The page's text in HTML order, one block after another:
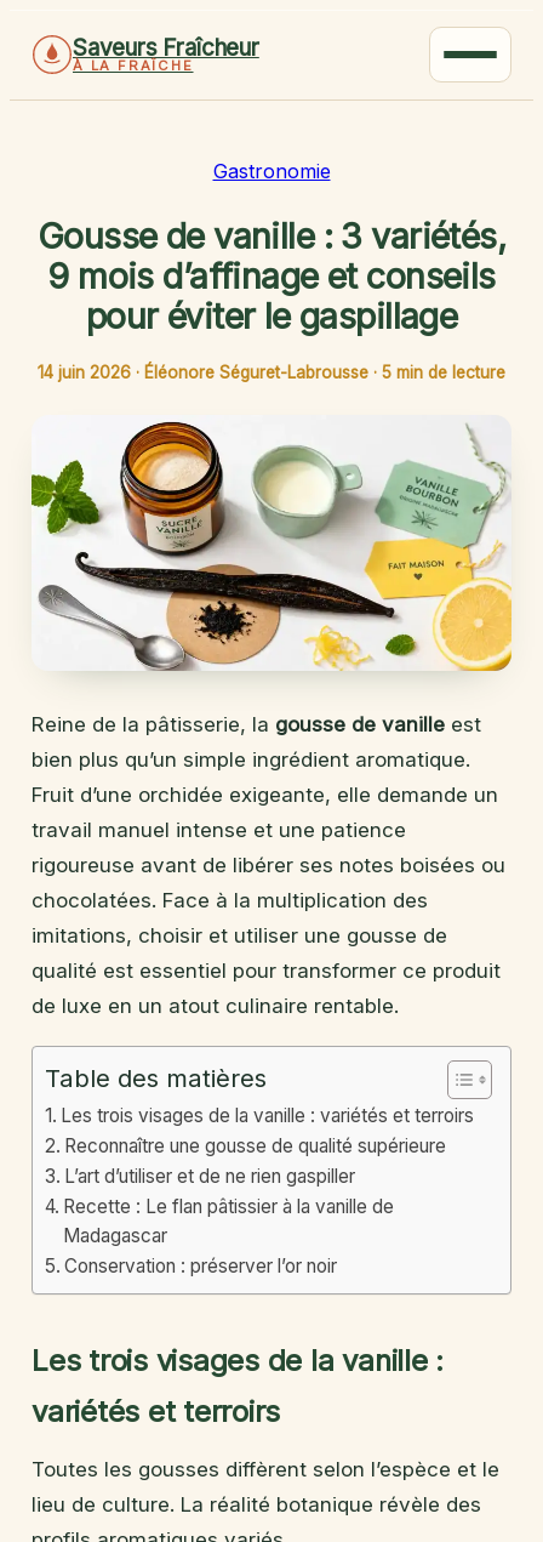
Saveurs Fraîcheur
À LA FRAÎCHE
Gastronomie
Gousse de vanille : 3 variétés,
9 mois d’affinage et conseils
pour éviter le gaspillage
14 juin 2026 · Éléonore Séguret-Labrousse · 5 min de lecture
Reine de la pâtisserie, la gousse de vanille est
bien plus qu’un simple ingrédient aromatique.
Fruit d’une orchidée exigeante, elle demande un
travail manuel intense et une patience
rigoureuse avant de libérer ses notes boisées ou
chocolatées. Face à la multiplication des
imitations, choisir et utiliser une gousse de
qualité est essentiel pour transformer ce produit
de luxe en un atout culinaire rentable.
Table des matières
Les trois visages de la vanille : variétés et terroirs
Reconnaître une gousse de qualité supérieure
L’art d’utiliser et de ne rien gaspiller
Recette : Le flan pâtissier à la vanille de
Madagascar
Conservation : préserver l’or noir
Les trois visages de la vanille :
variétés et terroirs
Toutes les gousses diffèrent selon l’espèce et le
lieu de culture. La réalité botanique révèle des